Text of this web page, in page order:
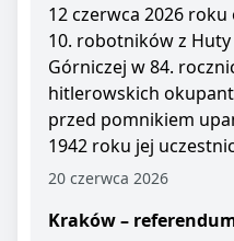
12 czerwca 2026
10. robotników z
Górniczej w 84.
hitlerowskich
przed pomnikiem
1942 roku jej
20 czerwca 2026
Kraków –